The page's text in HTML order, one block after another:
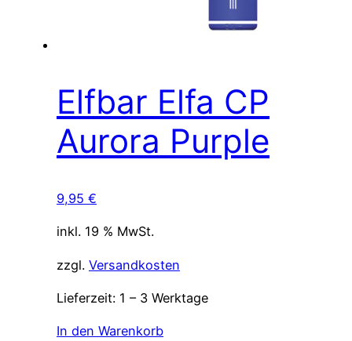
Elfbar Elfa CP
Aurora Purple
9,95 €
inkl. 19 % MwSt.
zzgl. Versandkosten
Lieferzeit: 1 – 3 Werktage
In den Warenkorb